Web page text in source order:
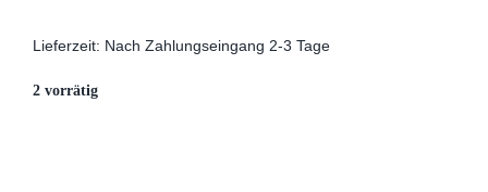
Muttertag
Lieferzeit: Nach Zahlungseingang 2-3 Tage
2 vorrätig